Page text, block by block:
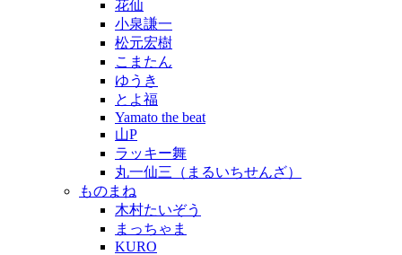
花仙
小泉謙一
松元宏樹
こまたん
ゆうき
とよ福
Yamato the beat
山P
ラッキー舞
丸一仙三（まるいちせんざ）
ものまね
木村たいぞう
まっちゃま
KURO